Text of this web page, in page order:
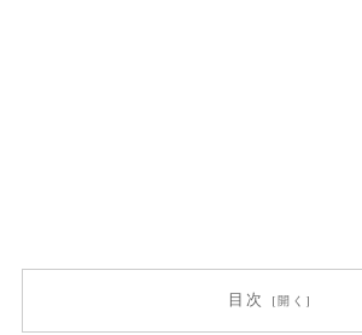
目次